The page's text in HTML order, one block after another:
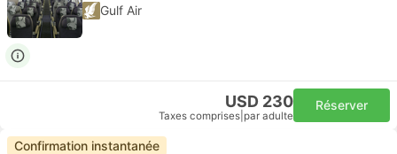
Gulf Air
USD 230
Taxes comprises par adulte
Réserver
Confirmation instantanée